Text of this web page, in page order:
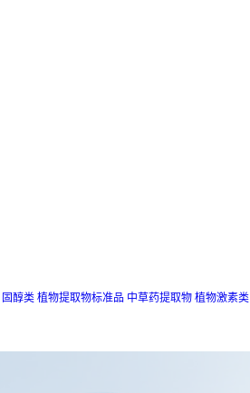
固醇类 植物提取物标准品 中草药提取物 植物激素类